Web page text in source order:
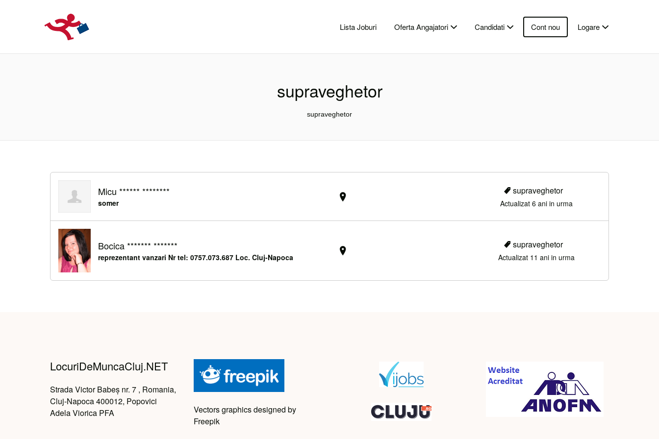
Lista Joburi Oferta Angajatori Candidati Cont nou Logare
supraveghetor
supraveghetor
Micu ****** ********
somer
supraveghetor
Actualizat 6 ani in urma
Bocica ******* *******
reprezentant vanzari Nr tel: 0757.073.687 Loc. Cluj-Napoca
supraveghetor
Actualizat 11 ani in urma
LocuriDeMuncaCluj.NET
Strada Victor Babeș nr. 7 , Romania,
Cluj-Napoca 400012, Popovici
Adela Viorica PFA
Vectors graphics designed by
Freepik